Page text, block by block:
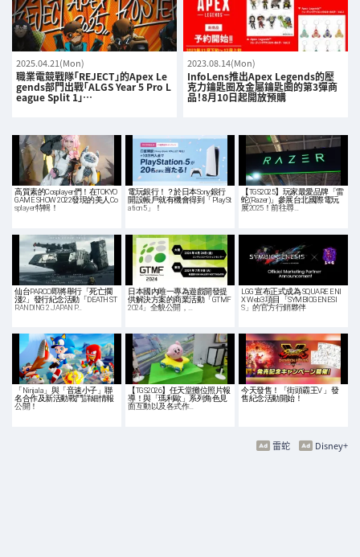
2025.04.21(Mon)
職業電競戰隊「REJECT」的Apex Le
gends部門出戰「ALGS Year 5 Pro L
eague Split 1」…
2023.08.14(Mon)
InfoLens推出Apex Legends的壓
克力鑰匙圈及金屬鑰匙圈的第3彈商
品！8月10日起開放預購
高質素的Cosplayer們！在TOKYO
GAME SHOW 2022發現的美人Co
splayer特輯！
電玩銀行！？於日本Sony銀行
開設帳戶就有機會得到「PlaySt
ation 5」！
【TGS2025】玩家最愛品牌「雷
蛇(Razer)」參展台北國際電玩
展2025！前往尋…
仙台PARCO即將舉行「死亡擱
淺2」發行紀念活動「DEATH ST
RANDING 2 JAPAN P…
日本國內唯一專為遊戲開發提
供解決方案的商業活動「GTMF
2024」全貌公開，…
LGG 宣布正式成為 SQUARE ENI
X Web3 項目「SYMBIOGENESI
S」的官方行銷夥伴
「Ninjala」與「音速小子」聯
名合作及新活動戰鬥詳細情報
公開！
【TGS2026】任天堂攤位照片報
導！與「瑪利歐」系列角色見
面互動以及各式作…
今天發售！「街頭霸王V 」發
售紀念活動開始！
Disney+
雷蛇